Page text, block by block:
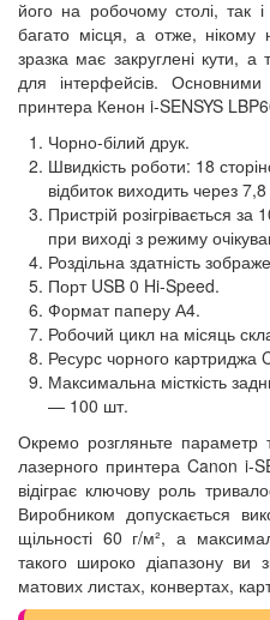
його на робочому столі, так
багато місця, а отже, нікому
зразка має закруглені кути, а
для інтерфейсів. Основними
принтера Кенон i-SENSYS
Чорно-білий друк.
Швидкість роботи: 18
відбиток виходить через 7,8
Пристрій розігрівається
при виході з режиму
Роздільна здатність
Порт USB 0 Hi-Speed.
Формат паперу А4.
Робочий цикл на місяць
Ресурс чорного картриджа
Максимальна місткість
— 100 шт.
Окремо розгляньте параметр
лазерного принтера Canon i-
відіграє ключову роль
Виробником допускається
щільності 60 г/м², а
такого широко діапазону ви
матових листах, конвертах,